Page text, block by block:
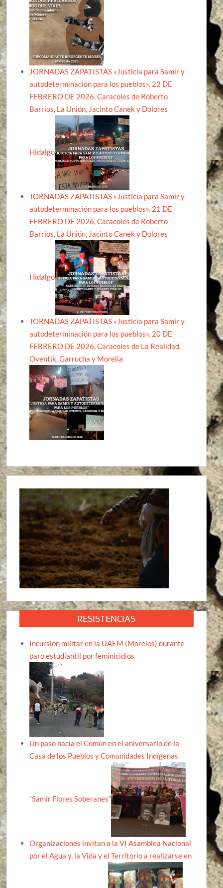
JORNADAS ZAPATISTAS «Justicia para Samir y
autodeterminación para los pueblos». 22 DE
FEBRERO DE 2026, Caracoles de Roberto
Barrios, La Unión, Jacinto Canek y Dolores
Hidalgo
JORNADAS ZAPATISTAS «Justicia para Samir y
autodeterminación para los pueblos». 21 DE
FEBRERO DE 2026, Caracoles de Roberto
Barrios, La Unión, Jacinto Canek y Dolores
Hidalgo
JORNADAS ZAPATISTAS «Justicia para Samir y
autodeterminación para los pueblos». 20 DE
FEBRERO DE 2026, Caracoles de La Realidad,
Oventik, Garrucha y Morelia
RESISTENCIAS
Incursión militar en la UAEM (Morelos) durante
paro estudiantil por feminicidios
Un paso hacia el Común en el aniversario de la
Casa de los Pueblos y Comunidades Indígenas
“Samir Flores Soberanes”
Organizaciones invitan a la VI Asamblea Nacional
por el Agua y, la Vida y el Territorio a realizarse en